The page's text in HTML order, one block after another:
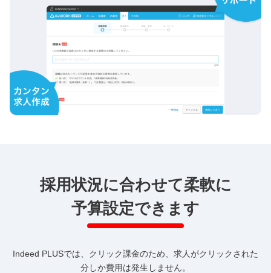
採用状況に合わせて柔軟に
予算設定できます
Indeed PLUSでは、クリック課金のため、求人がクリックされた
分しか費用は発生しません。